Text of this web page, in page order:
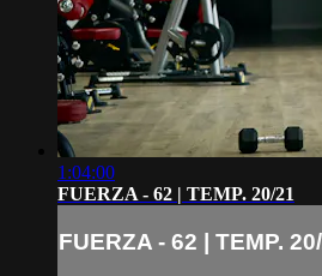
1:04:00
FUERZA - 62 | TEMP. 20/21
FUERZA - 62 | TEMP.